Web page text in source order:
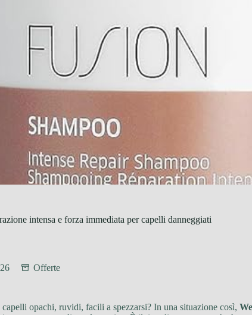
intensa e forza immediata per capelli danneggiati
Offerte
opachi, ruvidi, facili a spezzarsi? In una situazione così,